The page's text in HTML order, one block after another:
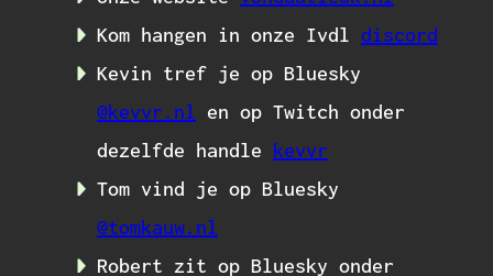
Kom hangen in onze Ivdl discord
Kevin tref je op Bluesky
@kevvr.nl en op Twitch onder
dezelfde handle kevvr
Tom vind je op Bluesky
@tomkauw.nl
Robert zit op Bluesky onder